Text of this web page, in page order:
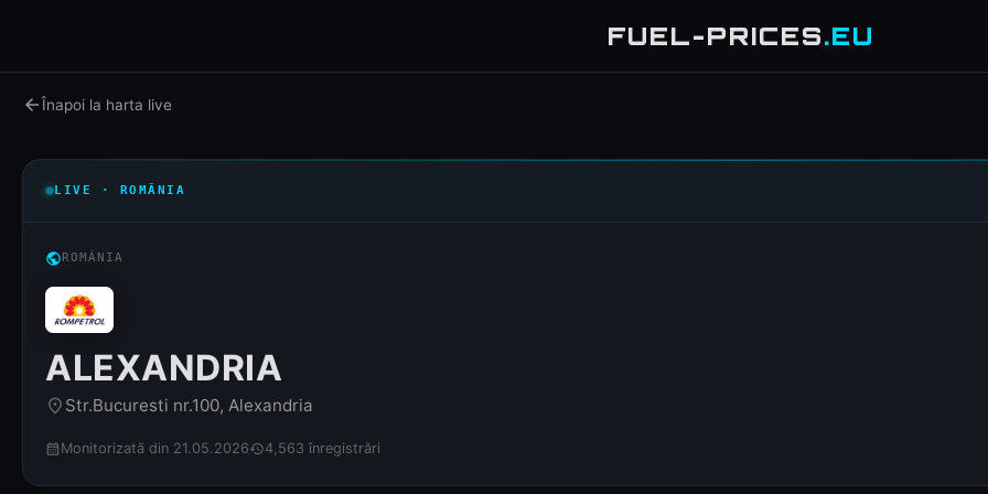
FUEL-PRICES.EU
arrow_backÎnapoi la harta live
LIVE · ROMÂNIA
publicROMÂNIA
ALEXANDRIA
place Str.Bucuresti nr.100, Alexandria
calendar_month Monitorizată din 21.05.2026history4,563 înregistrări